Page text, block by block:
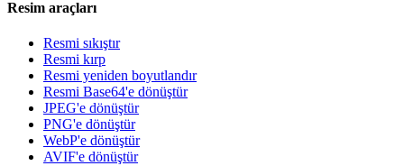
Resim araçları
Resmi sıkıştır
Resmi kırp
Resmi yeniden boyutlandır
Resmi Base64'e dönüştür
JPEG'e dönüştür
PNG'e dönüştür
WebP'e dönüştür
AVIF'e dönüştür